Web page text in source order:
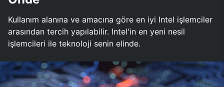
Kullanım alanına ve amacına göre en iyi Intel işlemciler
arasından tercih yapılabilir. Intel'in en yeni nesil
işlemcileri ile teknoloji senin elinde.